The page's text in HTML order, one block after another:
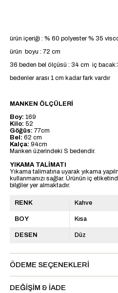
ürün içeriği : % 60 polyester % 35
ürün boyu : 72 cm
36 beden bel ölçüsü : 34 cm iç
bedenler arası 1 cm kadar fark vardır
MANKEN ÖLÇÜLERİ
Boy: 169
Kilo: 52
Göğüs: 77cm
Bel: 62 cm
Kalça: 94cm
Manken üzerindeki S bedendir.
YIKAMA TALİMATI
Yıkama talimatına uyarak yıkama
kullanmanızı sağlar. Ürünün iç
bilgiler yer almaktadır.
RENK Kahve
BOY Kısa
DESEN Düz
ÖDEME SEÇENEKLERI
DEĞIŞIM & İADE